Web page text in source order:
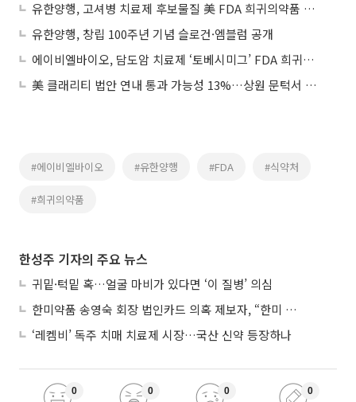
유한양행, 고셔병 치료제 후보물질 美 FDA 희귀의약품 지정
유한양행, 창립 100주년 기념 슬로건·엠블럼 공개
에이비엘바이오, 담도암 치료제 ‘토베시미그’ FDA 희귀의약품 지정
美 클래리티 법안 연내 통과 가능성 13%…상원 문턱서 제동
#에이비엘바이오 #유한양행 #FDA #식약처
#희귀의약품
한성주 기자의 주요 뉴스
귀밑·턱밑 혹…얼굴 마비가 있다면 ‘이 질병’ 의심
한미약품 송영숙 회장 법인카드 의혹 제보자, “한미 잘 되기 바라는 마음”
‘레켐비’ 독주 치매 치료제 시장…국산 신약 등장하나
0 0 0 0